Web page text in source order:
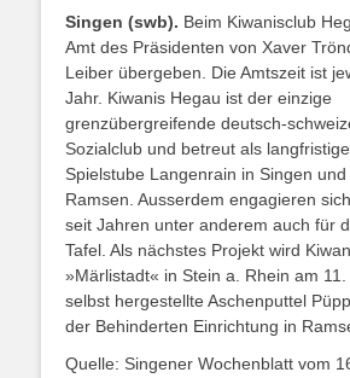
Singen (swb). Beim Kiwanisclub
Amt des Präsidenten von Xaver
Leiber übergeben. Die Amtszeit ist
Jahr. Kiwanis Hegau ist der einzige
grenzübergreifende deutsch-
Sozialclub und betreut als
Spielstube Langenrain in Singen
Ramsen. Ausserdem engagieren
seit Jahren unter anderem auch für
Tafel. Als nächstes Projekt wird
»Märlistadt« in Stein a. Rhein am
selbst hergestellte Aschenputtel
der Behinderten Einrichtung in
Quelle: Singener Wochenblatt vom